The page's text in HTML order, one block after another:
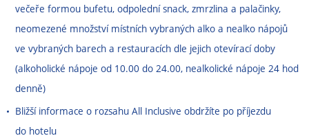
večeře formou bufetu, odpolední snack, zmrzlina a palačinky,
neomezené množství místních vybraných alko a nealko nápojů
ve vybraných barech a restauracích dle jejich otevírací doby
(alkoholické nápoje od 10.00 do 24.00, nealkolické nápoje 24 hod
denně)
Bližší informace o rozsahu All Inclusive obdržíte po příjezdu
do hotelu